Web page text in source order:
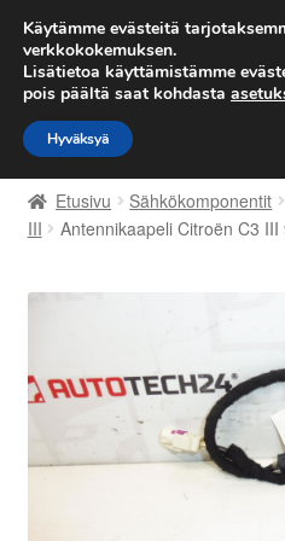
TOIMITUS
Siirry
navigointiin
Siirry
sisältöön
Etusivu
Kärry
Maailmanlaajuinen toimitus
Maksut
Etusivu Sähkökomponentit
III
Antennikaapeli Citroën C3
Käytämme evästeitä
verkkokokemuksen.
Lisätietoa käyttämistämme
pois päältä saat kohdasta
Hyväksyä